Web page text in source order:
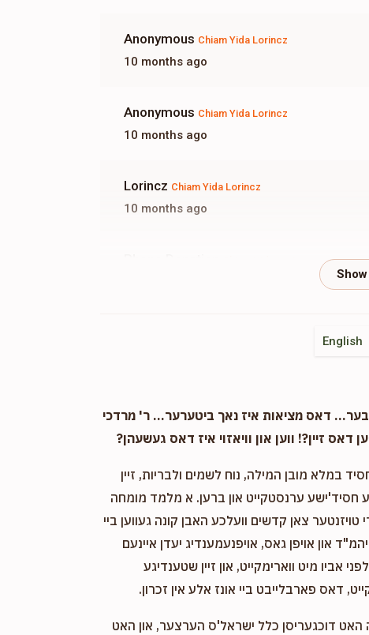
Anonymous Chiam Yida Lorincz
10 months ago
Anonymous Chiam Yida Lorincz
10 months ago
Lorincz Chiam Yida Lorincz
10 months ago
Phone Donation Chiam Yida Lorincz
11 months ago
English
דאס מציאות איז נאך ביטערער... ר' מרדכי
זיין?! ווען און וויאזוי איז דאס געשעהן?
במלא מובן המילה, נוח לשמים ולבריות, זיין
חסיד'ישע ערנסטקייט און ברען. א מלמד מומחה
טויזנטער צאן קדשים וועלכע האבן קונה געווען ביי
און אויפן גאס, אויפנעמענדיג יעדן איינעם
אביו מיט ווארימקייט, און זיין שטענדיגע
דאס פארבלייבט ביי אונז אלע אין זכרון.
האט דוכגעריסן כלל ישראל'ס הערצער, און האט